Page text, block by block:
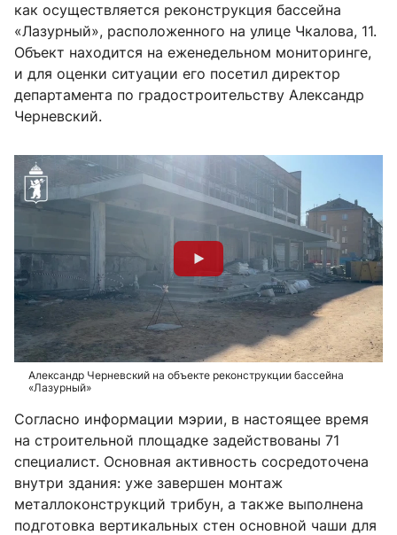
как осуществляется реконструкция бассейна
«Лазурный», расположенного на улице Чкалова, 11.
Объект находится на еженедельном мониторинге,
и для оценки ситуации его посетил директор
департамента по градостроительству Александр
Черневский.
Александр Черневский на объекте реконструкции бассейна
«Лазурный»
Согласно информации мэрии, в настоящее время
на строительной площадке задействованы 71
специалист. Основная активность сосредоточена
внутри здания: уже завершен монтаж
металлоконструкций трибун, а также выполнена
подготовка вертикальных стен основной чаши для